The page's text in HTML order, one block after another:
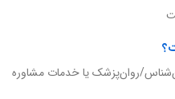
روان‌پزشک یا خدمات مشاوره